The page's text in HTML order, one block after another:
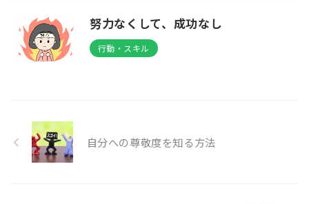
努力なくして、成功なし
行動・スキル
自分への尊敬度を知る方法